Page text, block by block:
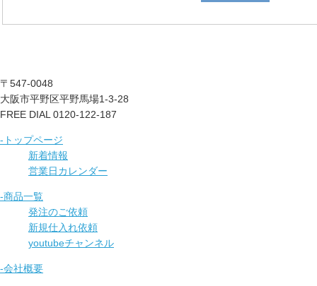
〒547-0048
大阪市平野区平野馬場1-3-28
FREE DIAL 0120-122-187
-トップページ
新着情報
営業日カレンダー
-商品一覧
発注のご依頼
新規仕入れ依頼
youtubeチャンネル
-会社概要